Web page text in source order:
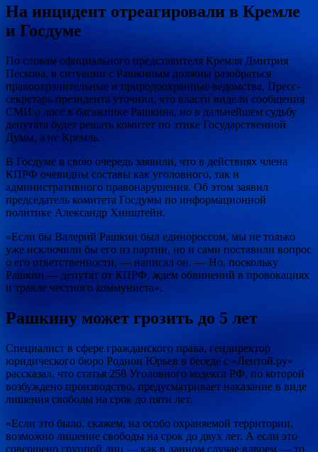
На инцидент отреагировали в Кремле
и Госдуме
По словам официального представителя Кремля Дмитрия
Пескова, в ситуации с Рашкиным должны разобраться
правоохранительные и природоохранные ведомства. Пресс-
секретарь президента уточнил, что власти видели сообщения
СМИ о лосе в багажнике Рашкина, но в дальнейшем судьбу
депутата будет решать комитет по этике Государственной
Думы, а не Кремль.
В Госдуме в свою очередь заявили, что в действиях члена
КПРФ очевидны составы как уголовного, так и
административного правонарушения. Об этом заявил
председатель комитета Госдумы по информационной
политике Александр Хинштейн.
«Если бы Валерий Рашкин был единороссом, мы не только
уже исключили бы его из партии, но и сами поставили вопрос
о его ответственности, — написал он. — Но, поскольку
Рашкин — депутат от КПРФ, ждем обвинений в провокациях
и травле честного коммуниста».
Рашкину может грозить до 5 лет
Специалист в сфере гражданского права, гендиректор
юридического бюро Родион Юрьев в беседе с «Лентой.ру»
рассказал, что статья 258 Уголовного кодекса РФ, по которой
возбуждено производство, предусматривает наказание в виде
лишения свободы на срок до пяти лет.
«Если это было, скажем, на особо охраняемой территории,
возможно лишение свободы на срок до двух лет. А если это
совершено группой лиц — как в данном случае вдвоем — то